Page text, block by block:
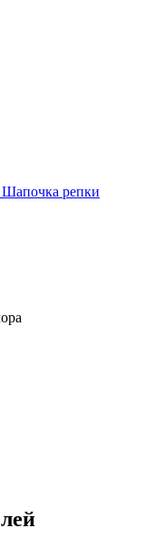
Шапочка репки